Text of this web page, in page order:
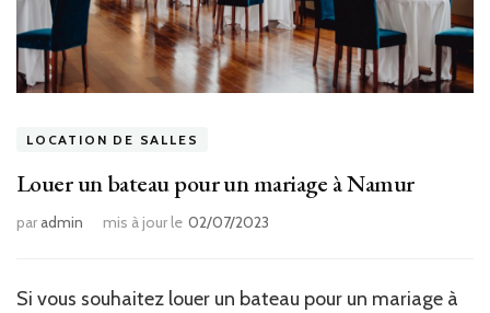
LOCATION DE SALLES
Louer un bateau pour un mariage à Namur
paradmin mis à jour le 02/07/2023
Si vous souhaitez louer un bateau pour un mariage à